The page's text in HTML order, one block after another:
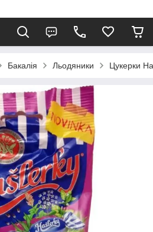
Бакалія Льодяники Цукерки